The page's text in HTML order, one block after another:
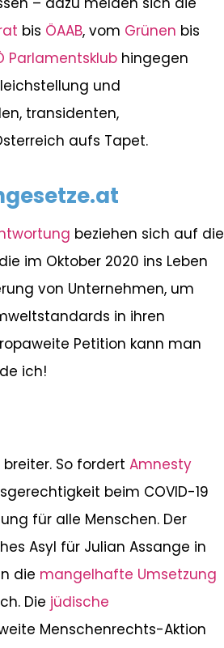
bis ÖAAB, vom Grünen bis
Parlamentsklubhingegen
und
transidenten,
aufs Tapet.
beziehen sich auf die
die im Oktober 2020 ins Leben
von Unternehmen, um
in ihren
Petition kann man
ich!
So fordert Amnesty
beim COVID-19
für alle Menschen. Der
Asyl für Julian Assange in
die mangelhafte Umsetzung
Die jüdische
Menschenrechts-Aktion